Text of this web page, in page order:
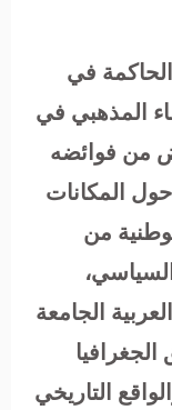
في
المذهبي في
من فوائضه
المكانات
من
الجامعة
التاريخي